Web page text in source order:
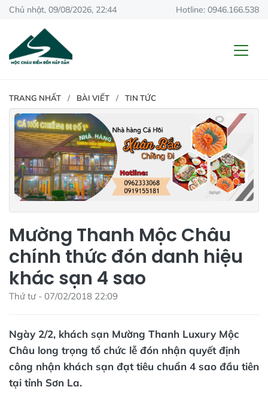
Chủ nhật, 09/08/2026, 22:44 Hotline: 0946.166.538
TRANG NHẤT BÀI VIẾT TIN TỨC
Mường Thanh Mộc Châu
chính thức đón danh hiệu
khác sạn 4 sao
Thứ tư - 07/02/2018 22:09
Ngày 2/2, khách sạn Mường Thanh Luxury Mộc
Châu long trọng tổ chức lễ đón nhận quyết định
công nhận khách sạn đạt tiêu chuẩn 4 sao đầu tiên
tại tỉnh Sơn La.